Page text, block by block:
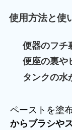
使用方法と使
便器のフチ
便座の裏や
タンクの水
ペーストを塗
からブラシや